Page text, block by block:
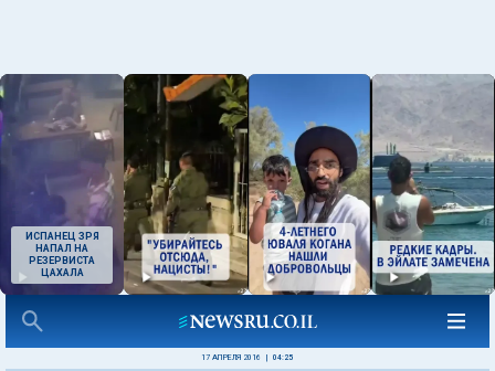
ИСПАНЕЦ ЗРЯ
НАПАЛ НА
РЕЗЕРВИСТА
ЦАХАЛА
17 АПРЕЛЯ 2016 04:25